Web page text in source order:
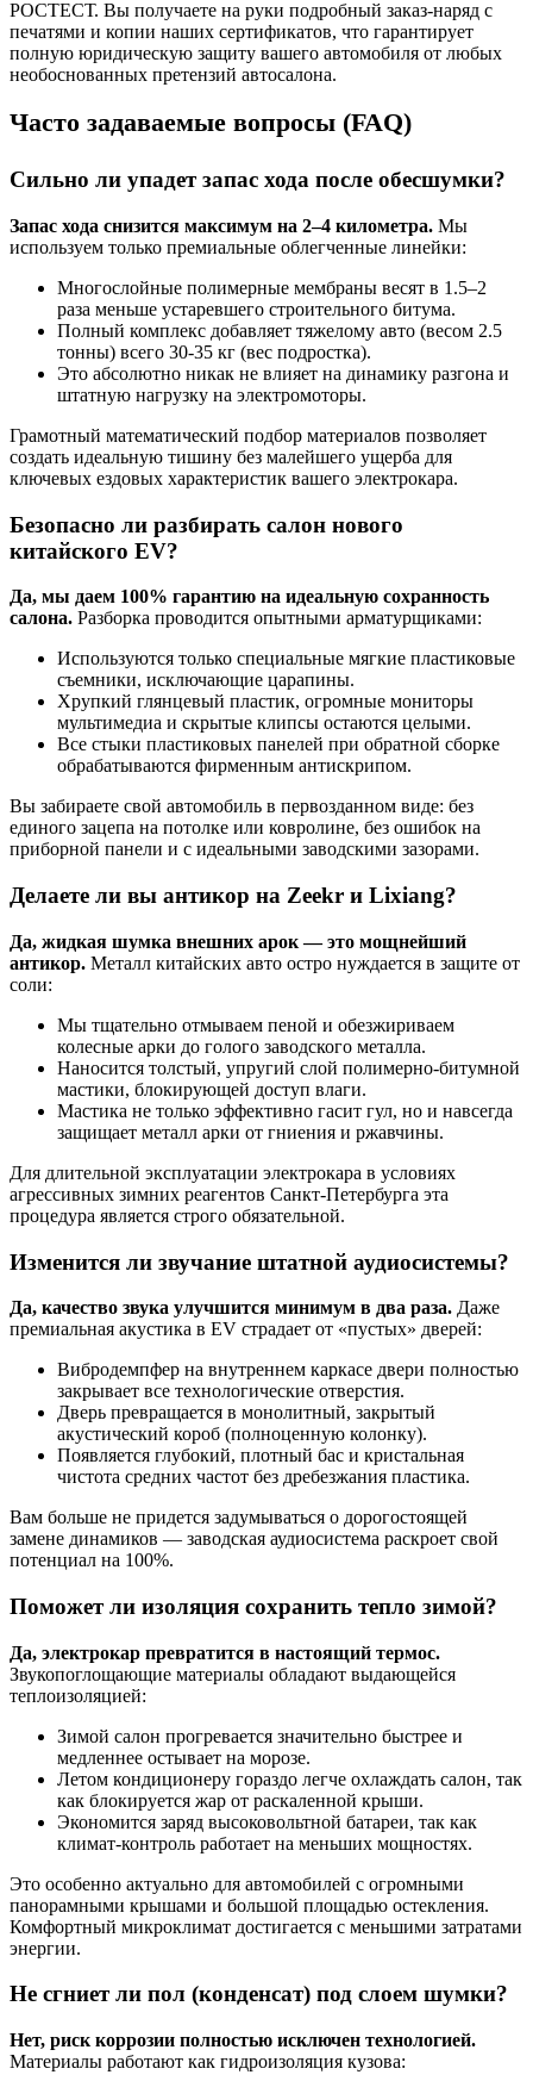
РОСТЕСТ. Вы получаете на руки подробный заказ-наряд с
печатями и копии наших сертификатов, что гарантирует
полную юридическую защиту вашего автомобиля от любых
необоснованных претензий автосалона.
Часто задаваемые вопросы (FAQ)
Сильно ли упадет запас хода после обесшумки?
Запас хода снизится максимум на 2–4 километра. Мы
используем только премиальные облегченные линейки:
Многослойные полимерные мембраны весят в 1.5–2
раза меньше устаревшего строительного битума.
Полный комплекс добавляет тяжелому авто (весом 2.5
тонны) всего 30-35 кг (вес подростка).
Это абсолютно никак не влияет на динамику разгона и
штатную нагрузку на электромоторы.
Грамотный математический подбор материалов позволяет
создать идеальную тишину без малейшего ущерба для
ключевых ездовых характеристик вашего электрокара.
Безопасно ли разбирать салон нового
китайского EV?
Да, мы даем 100% гарантию на идеальную сохранность
салона. Разборка проводится опытными арматурщиками:
Используются только специальные мягкие пластиковые
съемники, исключающие царапины.
Хрупкий глянцевый пластик, огромные мониторы
мультимедиа и скрытые клипсы остаются целыми.
Все стыки пластиковых панелей при обратной сборке
обрабатываются фирменным антискрипом.
Вы забираете свой автомобиль в первозданном виде: без
единого зацепа на потолке или ковролине, без ошибок на
приборной панели и с идеальными заводскими зазорами.
Делаете ли вы антикор на Zeekr и Lixiang?
Да, жидкая шумка внешних арок — это мощнейший
антикор. Металл китайских авто остро нуждается в защите от
соли:
Мы тщательно отмываем пеной и обезжириваем
колесные арки до голого заводского металла.
Наносится толстый, упругий слой полимерно-битумной
мастики, блокирующей доступ влаги.
Мастика не только эффективно гасит гул, но и навсегда
защищает металл арки от гниения и ржавчины.
Для длительной эксплуатации электрокара в условиях
агрессивных зимних реагентов Санкт-Петербурга эта
процедура является строго обязательной.
Изменится ли звучание штатной аудиосистемы?
Да, качество звука улучшится минимум в два раза. Даже
премиальная акустика в EV страдает от «пустых» дверей:
Вибродемпфер на внутреннем каркасе двери полностью
закрывает все технологические отверстия.
Дверь превращается в монолитный, закрытый
акустический короб (полноценную колонку).
Появляется глубокий, плотный бас и кристальная
чистота средних частот без дребезжания пластика.
Вам больше не придется задумываться о дорогостоящей
замене динамиков — заводская аудиосистема раскроет свой
потенциал на 100%.
Поможет ли изоляция сохранить тепло зимой?
Да, электрокар превратится в настоящий термос.
Звукопоглощающие материалы обладают выдающейся
теплоизоляцией:
Зимой салон прогревается значительно быстрее и
медленнее остывает на морозе.
Летом кондиционеру гораздо легче охлаждать салон, так
как блокируется жар от раскаленной крыши.
Экономится заряд высоковольтной батареи, так как
климат-контроль работает на меньших мощностях.
Это особенно актуально для автомобилей с огромными
панорамными крышами и большой площадью остекления.
Комфортный микроклимат достигается с меньшими затратами
энергии.
Не сгниет ли пол (конденсат) под слоем шумки?
Нет, риск коррозии полностью исключен технологией.
Материалы работают как гидроизоляция кузова: